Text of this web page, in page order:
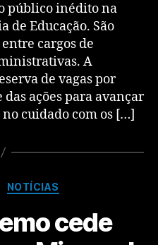
público inédito na
de Educação. São
cargos de
A
de vagas por
ações para avançar
cuidado com os […]
NOTÍCIAS
cede